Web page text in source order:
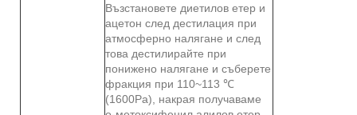
Възстановете диетилов етер и
ацетон след дестилация при
атмосферно налягане и след
това дестилирайте при
понижено налягане и съберете
фракция при 110~113 ℃
(1600Pa), накрая получаваме